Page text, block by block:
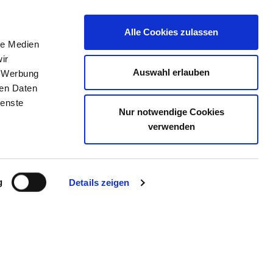
Medien
Daten
Details zeigen
Alle Cookies zulassen
Auswahl erlauben
Nur notwendige Cookies
verwenden
KONTAKT IHRE MEINUNG
PIRNA/ KLINIK FÜR KI